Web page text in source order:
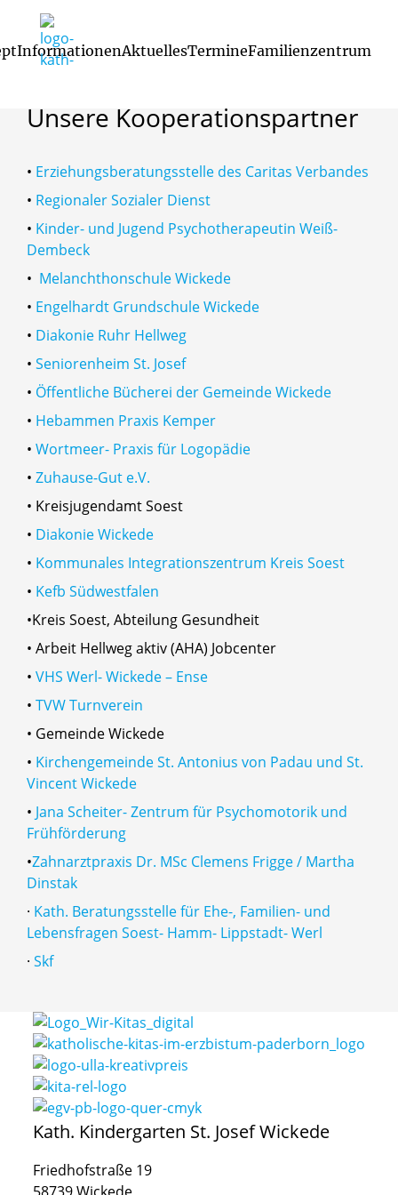
InformationenAktuellesTermineFamilienzentrum
Startseite Familienzentrum Unsere Kooperationspartner
Unsere Kooperationspartner
• Erziehungsberatungsstelle des Caritas Verbandes
• Regionaler Sozialer Dienst
• Kinder- und Jugend Psychotherapeutin Weiß-
Dembeck
• Melanchthonschule Wickede
• Engelhardt Grundschule Wickede
• Diakonie Ruhr Hellweg
• Seniorenheim St. Josef
• Öffentliche Bücherei der Gemeinde Wickede
• Hebammen Praxis Kemper
• Wortmeer- Praxis für Logopädie
• Zuhause-Gut e.V.
• Kreisjugendamt Soest
• Diakonie Wickede
• Kommunales Integrationszentrum Kreis Soest
• Kefb Südwestfalen
•Kreis Soest, Abteilung Gesundheit
• Arbeit Hellweg aktiv (AHA) Jobcenter
• VHS Werl- Wickede – Ense
• TVW Turnverein
• Gemeinde Wickede
• Kirchengemeinde St. Antonius von Padau und St.
Vincent Wickede
• Jana Scheiter- Zentrum für Psychomotorik und
Frühförderung
•Zahnarztpraxis Dr. MSc Clemens Frigge / Martha
Dinstak
· Kath. Beratungsstelle für Ehe-, Familien- und
Lebensfragen Soest- Hamm- Lippstadt- Werl
· Skf
Kath. Kindergarten St. Josef Wickede
Friedhofstraße 19